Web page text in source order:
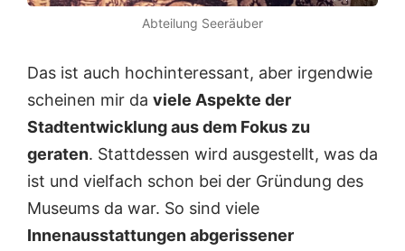
Abteilung Seeräuber
Das ist auch hochinteressant, aber irgendwie
scheinen mir da viele Aspekte der
Stadtentwicklung aus dem Fokus zu
geraten. Stattdessen wird ausgestellt, was da
ist und vielfach schon bei der Gründung des
Museums da war. So sind viele
Innenausstattungen abgerissener